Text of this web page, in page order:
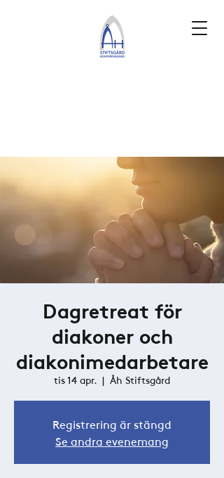
Dagretreat för
diakoner och
diakonimedarbetare
tis 14 apr.
  |
Åh Stiftsgård
Registrering är stängd
Se andra evenemang